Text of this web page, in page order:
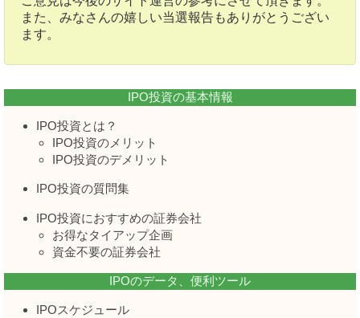
また、みなさんの嬉しい当選報告もありがとうござい
ます。
IPO投資の基本情報
IPO投資とは？
IPO投資のメリット
IPO投資のデメリット
IPO投資の質問集
IPO投資におすすめの証券会社
お得なタイアップ企画
資金不要の証券会社
IPOのデータ、便利ツール
IPOスケジュール